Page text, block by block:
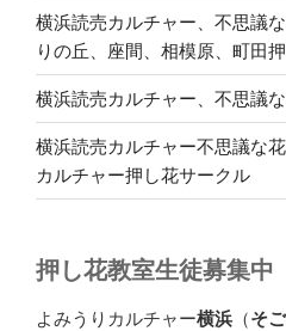
横浜読売カルチャー、不思議
りの丘、座間、相模原、町田
横浜読売カルチャー、不思議
横浜読売カルチャー不思議な
カルチャー押し花サークル
押し花教室生徒募集中
よみうりカルチャー横浜 （そ